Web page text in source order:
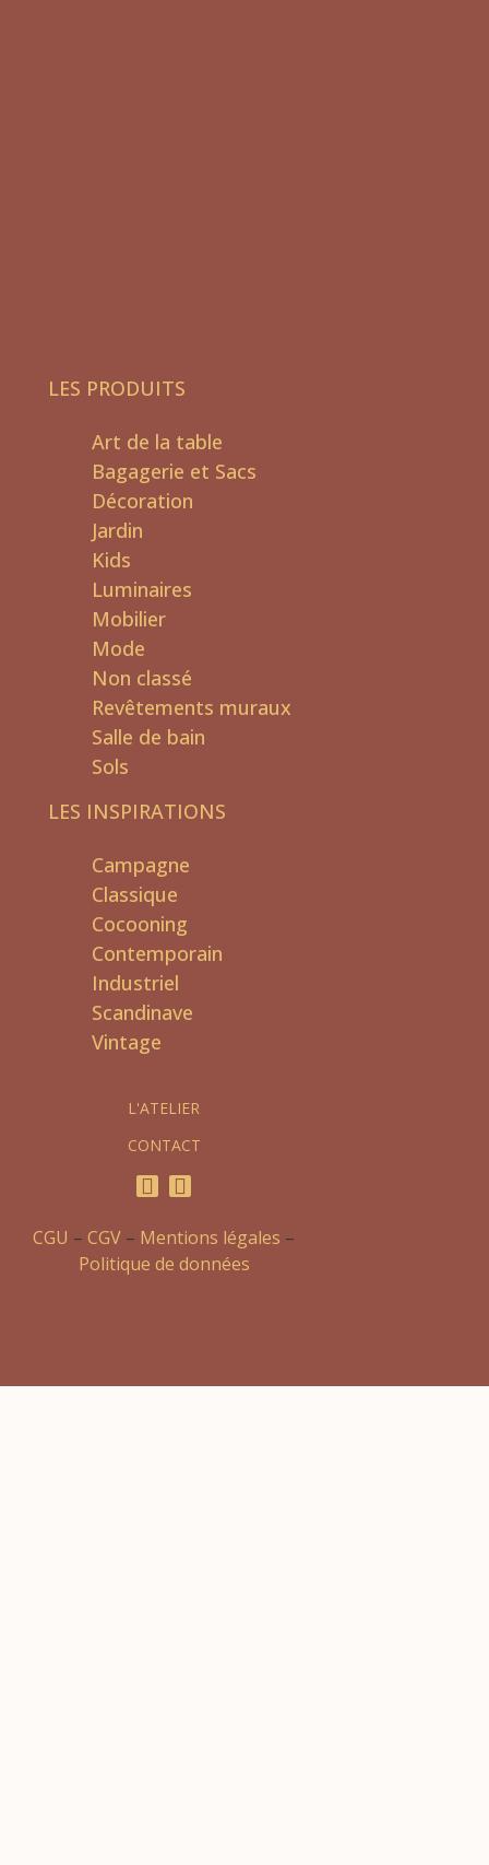
LES PRODUITS
Art de la table
Bagagerie et Sacs
Décoration
Jardin
Kids
Luminaires
Mobilier
Mode
Non classé
Revêtements muraux
Salle de bain
Sols
LES INSPIRATIONS
Campagne
Classique
Cocooning
Contemporain
Industriel
Scandinave
Vintage
L'ATELIER
CONTACT
CGU – CGV – Mentions légales –
Politique de données